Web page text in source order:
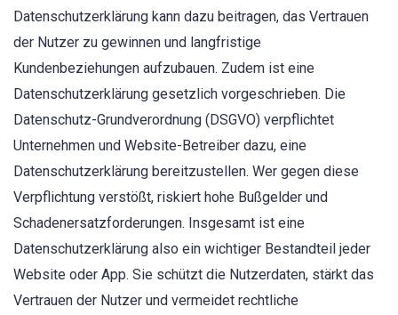
Datenschutzerklärung kann dazu beitragen, das Vertrauen
der Nutzer zu gewinnen und langfristige
Kundenbeziehungen aufzubauen. Zudem ist eine
Datenschutzerklärung gesetzlich vorgeschrieben. Die
Datenschutz-Grundverordnung (DSGVO) verpflichtet
Unternehmen und Website-Betreiber dazu, eine
Datenschutzerklärung bereitzustellen. Wer gegen diese
Verpflichtung verstößt, riskiert hohe Bußgelder und
Schadenersatzforderungen. Insgesamt ist eine
Datenschutzerklärung also ein wichtiger Bestandteil jeder
Website oder App. Sie schützt die Nutzerdaten, stärkt das
Vertrauen der Nutzer und vermeidet rechtliche